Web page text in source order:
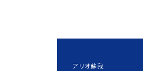
アリオ蘇我